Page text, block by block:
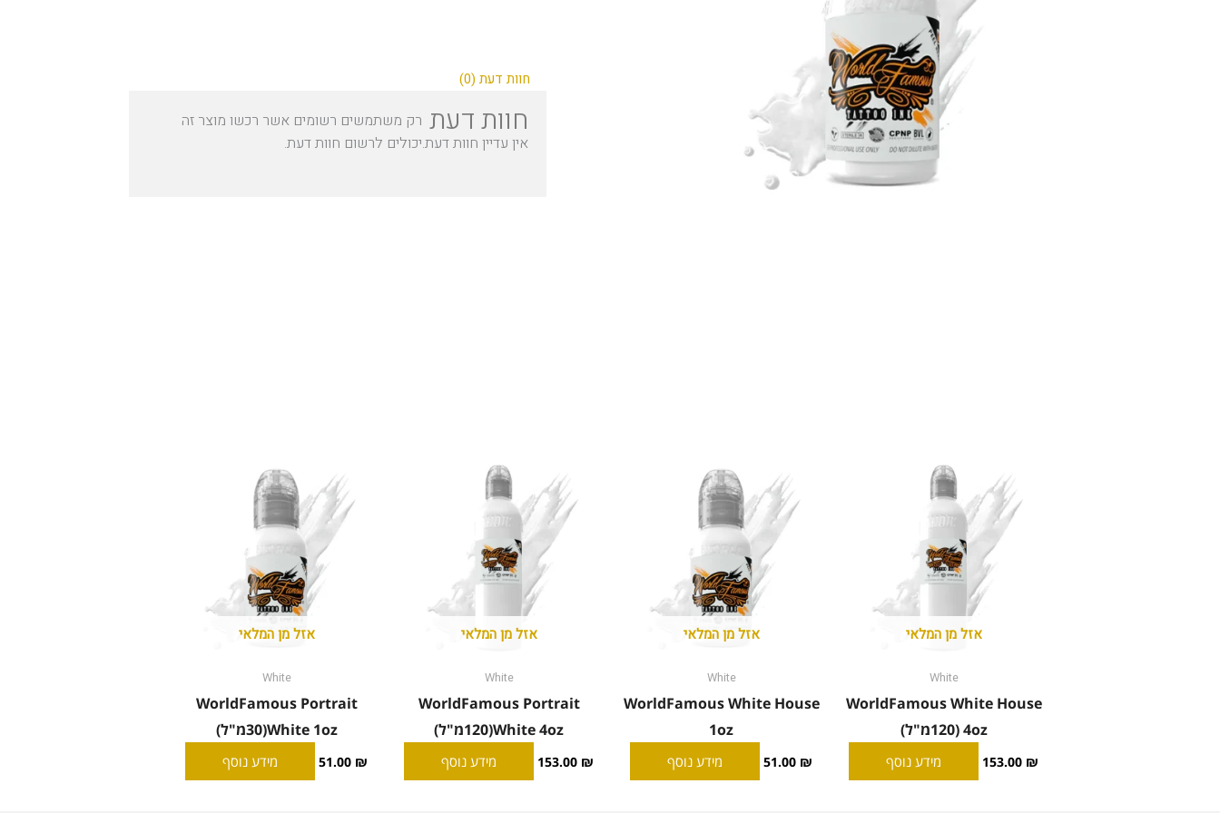
חוות דעת (0)
חוות דעת
אין עדיין חוות דעת.
רק משתמשים רשומים אשר רכשו מוצר זה
יכולים לרשום חוות דעת.
אזל מן המלאי
White
WorldFamous White House
4oz (120מ"ל)
153.00 ₪ מידע נוסף
אזל מן המלאי
White
WorldFamous White House
1oz
51.00 ₪ מידע נוסף
אזל מן המלאי
White
WorldFamous Portrait
White 4oz(120מ"ל)
153.00 ₪ מידע נוסף
אזל מן המלאי
White
WorldFamous Portrait
White 1oz(30מ"ל)
51.00 ₪ מידע נוסף